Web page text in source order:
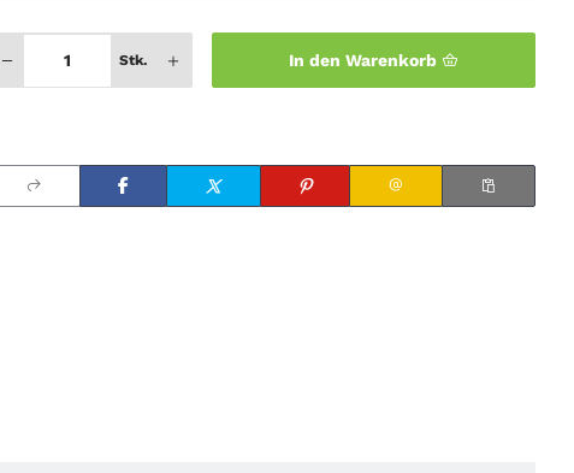
Stk. In den Warenkorb